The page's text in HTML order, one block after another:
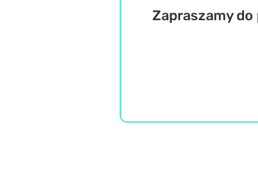
Zapraszamy